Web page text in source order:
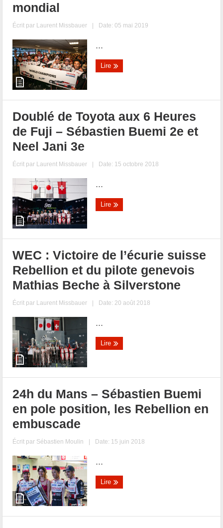
mondial
Écrit par Laurent Missbauer | Date: 05 mai 2019
...
Lire
Doublé de Toyota aux 6 Heures
de Fuji – Sébastien Buemi 2e et
Neel Jani 3e
Écrit par Laurent Missbauer | Date: 15 octobre 2018
...
Lire
WEC : Victoire de l’écurie suisse
Rebellion et du pilote genevois
Mathias Beche à Silverstone
Écrit par Laurent Missbauer | Date: 20 août 2018
...
Lire
24h du Mans – Sébastien Buemi
en pole position, les Rebellion en
embuscade
Écrit par Sébastien Moulin | Date: 15 juin 2018
...
Lire